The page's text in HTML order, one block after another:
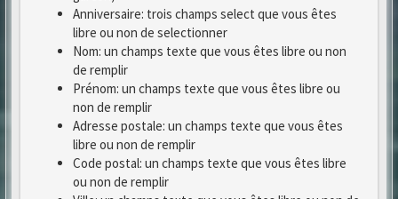
Anniversaire: trois champs select que vous êtes
libre ou non de selectionner
Nom: un champs texte que vous êtes libre ou non
de remplir
Prénom: un champs texte que vous êtes libre ou
non de remplir
Adresse postale: un champs texte que vous êtes
libre ou non de remplir
Code postal: un champs texte que vous êtes libre
ou non de remplir